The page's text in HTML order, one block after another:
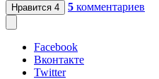
Нравится 4 5 комментариев
Facebook
Вконтакте
Twitter